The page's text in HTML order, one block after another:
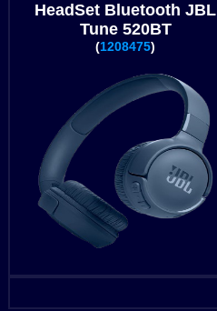
HeadSet Bluetooth JBL
Tune 520BT
(1208475)